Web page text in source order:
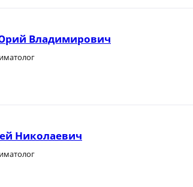
Владимирович
Николаевич